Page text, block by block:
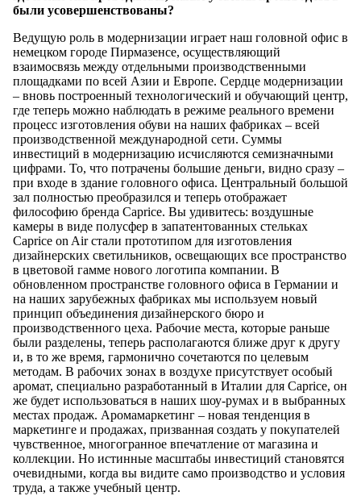
были усовершенствованы?
Ведущую роль в модернизации играет наш головной офис в
немецком городе Пирмазенсе, осуществляющий
взаимосвязь между отдельными производственными
площадками по всей Азии и Европе. Сердце модернизации
– вновь построенный технологический и обучающий центр,
где теперь можно наблюдать в режиме реального времени
процесс изготовления обуви на наших фабриках – всей
производственной международной сети. Суммы
инвестиций в модернизацию исчисляются семизначными
цифрами. То, что потрачены большие деньги, видно сразу –
при входе в здание головного офиса. Центральный большой
зал полностью преобразился и теперь отображает
философию бренда Caprice. Вы удивитесь: воздушные
камеры в виде полусфер в запатентованных стельках
Caprice on Air стали прототипом для изготовления
дизайнерских светильников, освещающих все пространство
в цветовой гамме нового логотипа компании. В
обновленном пространстве головного офиса в Германии и
на наших зарубежных фабриках мы используем новый
принцип объединения дизайнерского бюро и
производственного цеха. Рабочие места, которые раньше
были разделены, теперь располагаются ближе друг к другу
и, в то же время, гармонично сочетаются по целевым
методам. В рабочих зонах в воздухе присутствует особый
аромат, специально разработанный в Италии для Caprice, он
же будет использоваться в наших шоу-румах и в выбранных
местах продаж. Аромамаркетинг – новая тенденция в
маркетинге и продажах, призванная создать у покупателей
чувственное, многогранное впечатление от магазина и
коллекции. Но истинные масштабы инвестиций становятся
очевидными, когда вы видите само производство и условия
труда, а также учебный центр.